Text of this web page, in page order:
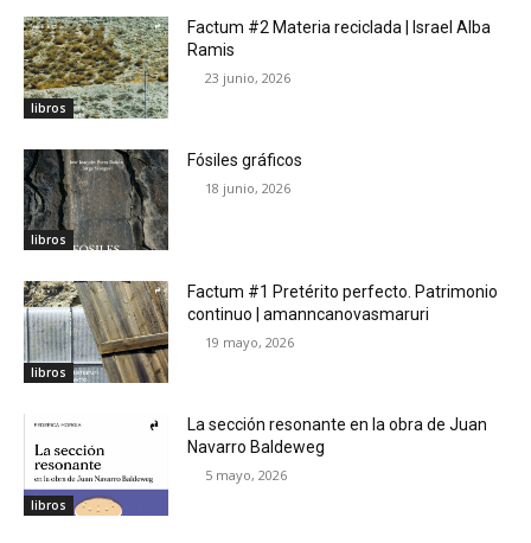
libros
Factum #2 Materia reciclada | Israel Alba
Ramis
23 junio, 2026
libros
Fósiles gráficos
18 junio, 2026
libros
Factum #1 Pretérito perfecto. Patrimonio
continuo | amanncanovasmaruri
19 mayo, 2026
libros
La sección resonante en la obra de Juan
Navarro Baldeweg
5 mayo, 2026